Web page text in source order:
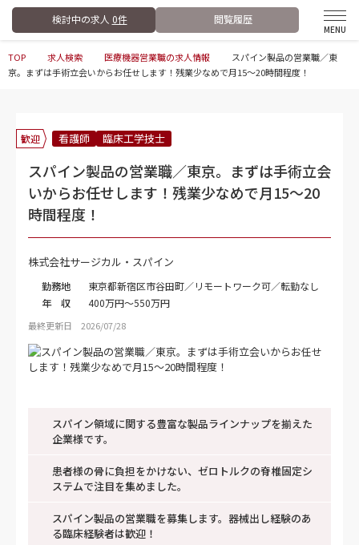
検討中の求人 0件 閲覧履歴
TOP 求人検索 医療機器営業職の求人情報
スパイン製品の営業職／東
京。まずは手術立会いからお任せします！残業少なめで月15～20時間程度！
歓迎 看護師 臨床工学技士
スパイン製品の営業職／東京。まずは手術立会
いからお任せします！残業少なめで月15～20
時間程度！
株式会社サージカル・スパイン
勤務地
東京都新宿区市谷田町／リモートワーク可／転勤なし
年 収
400万円～550万円
最終更新日 2026/07/28
スパイン領域に関する豊富な製品ラインナップを揃えた
企業様です。
患者様の骨に負担をかけない、ゼロトルクの脊椎固定シ
ステムで注目を集めました。
スパイン製品の営業職を募集します。器械出し経験のあ
る臨床経験者は歓迎！